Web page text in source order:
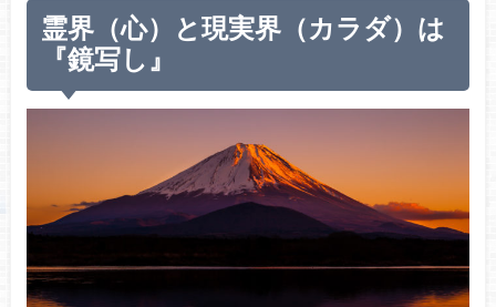
霊界（心）と現実界（カラダ）は
『鏡写し』